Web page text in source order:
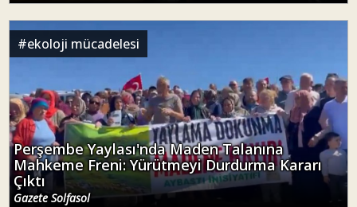
#ekoloji mücadelesi
Perşembe Yaylası'nda Maden Talanına
Mahkeme Freni: Yürütmeyi Durdurma Kararı
Çıktı
Gazete Solfasol